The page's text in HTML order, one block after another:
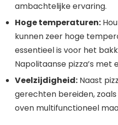
ambachtelijke ervaring.
Hoge temperaturen:
kunnen zeer hoge
essentieel is voor het
Napolitaanse pizza’s met
Veelzijdigheid: Naast
gerechten bereiden,
oven multifunctioneel